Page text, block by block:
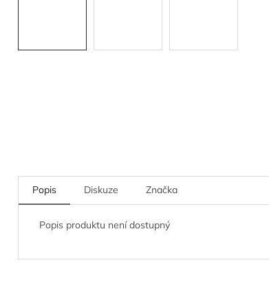
Popis Diskuze Značka
Popis produktu není dostupný